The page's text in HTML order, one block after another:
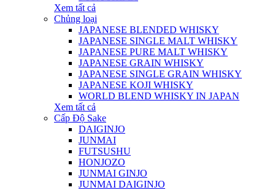
Xem tất cả
Chủng loại
JAPANESE BLENDED WHISKY
JAPANESE SINGLE MALT WHISKY
JAPANESE PURE MALT WHISKY
JAPANESE GRAIN WHISKY
JAPANESE SINGLE GRAIN WHISKY
JAPANESE KOJI WHISKY
WORLD BLEND WHISKY IN JAPAN
Xem tất cả
Cấp Độ Sake
DAIGINJO
JUNMAI
FUTSUSHU
HONJOZO
JUNMAI GINJO
JUNMAI DAIGINJO